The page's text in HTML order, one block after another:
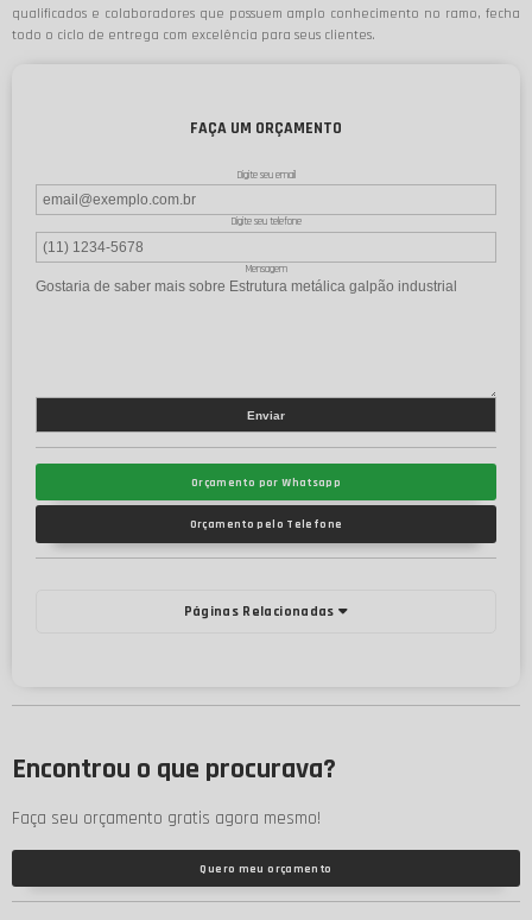
qualificados e colaboradores que possuem amplo conhecimento no ramo, fecha
todo o ciclo de entrega com excelência para seus clientes.
FAÇA UM ORÇAMENTO
Digite seu email
Digite seu telefone
Mensagem
Orçamento por Whatsapp
Orçamento pelo Telefone
Páginas Relacionadas
Encontrou o que procurava?
Faça seu orçamento gratis agora mesmo!
Quero meu orçamento